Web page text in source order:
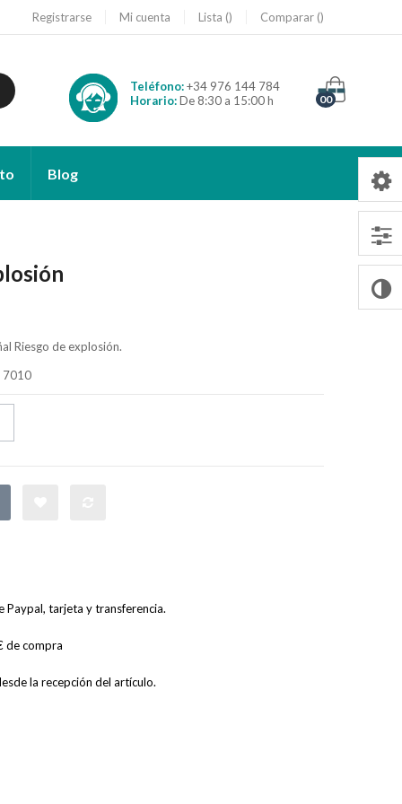
Registrarse Mi cuenta Lista Comparar
Teléfono:+34 976 144 784
Horario:De 8:30 a 15:00 h 00
Blog
Riesgo de explosión.
7010
Paypal, tarjeta y transferencia.
de compra
la recepción del artículo.